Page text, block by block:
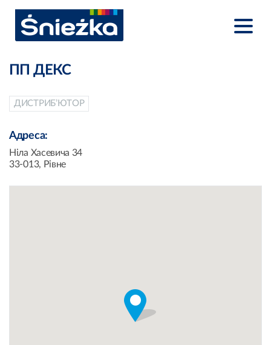
ПП ДЕКС
ДИСТРИБ’ЮТОР
Адреса:
Ніла Хасевича 34
33-013, Рівне